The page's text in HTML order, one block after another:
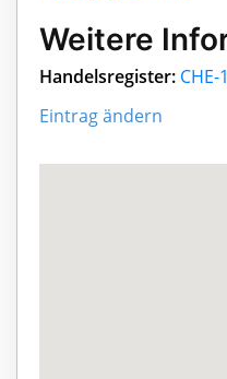
Weitere
Handelsregister:
Eintrag ändern